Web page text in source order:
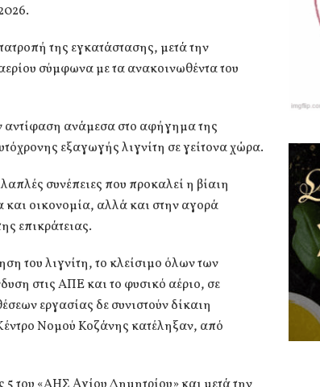
της εγκατάστασης, μετά την
σύμφωνα με τα ανακοινωθέντα του
αντίφαση ανάμεσα στο αφήγημα της
εξαγωγής λιγνίτη σε γείτονα χώρα.
συνέπειες που προκαλεί η βίαιη
και οικονομία, αλλά και στην αγορά
επικράτειας.
του λιγνίτη, το κλείσιμο όλων των
στις ΑΠΕ και το φυσικό αέριο, σε
εργασίας δε συνιστούν δίκαιη
Νομού Κοζάνης κατέληξαν, από